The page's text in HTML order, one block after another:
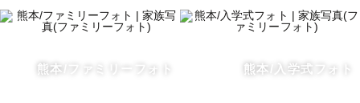
熊本/ファミリーフォト 熊本/入学式フォト